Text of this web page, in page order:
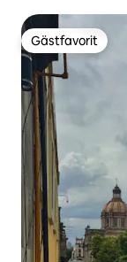
Gästfavorit
Gästfavorit